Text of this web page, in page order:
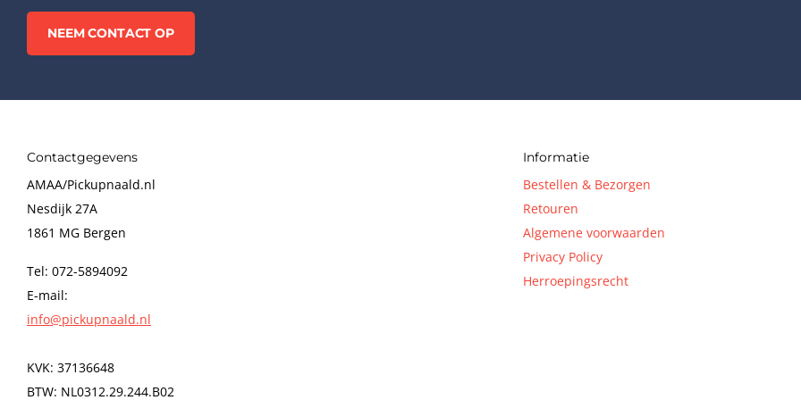
NEEM CONTACT OP
Contactgegevens
AMAA/Pickupnaald.nl
Nesdijk 27A
1861 MG Bergen
Tel: 072-5894092
E-mail:
info@pickupnaald.nl
KVK: 37136648
BTW: NL0312.29.244.B02
Informatie
Bestellen & Bezorgen
Retouren
Algemene voorwaarden
Privacy Policy
Herroepingsrecht